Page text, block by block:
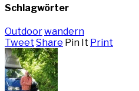
Schlagwörter
Outdoorwandern
Tweet Share Pin It Print